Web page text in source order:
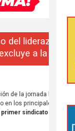
FEUSO
de
paso al